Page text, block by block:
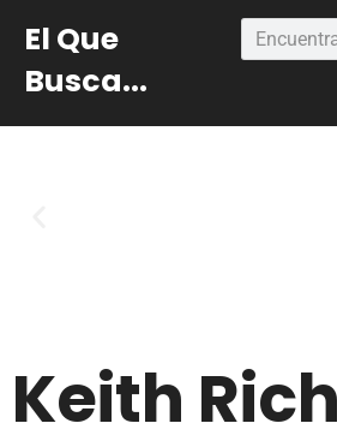
El Que
Busca...
Keith